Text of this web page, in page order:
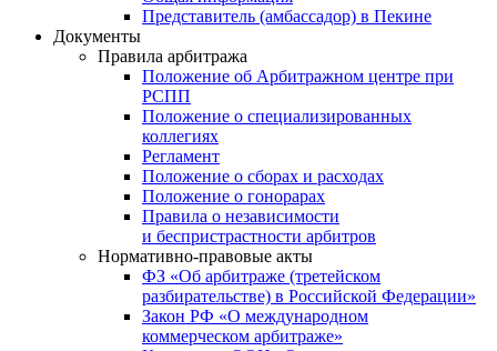
Представитель (амбассадор) в Пекине
Документы
Правила арбитража
Положение об Арбитражном центре при
РСПП
Положение о специализированных
коллегиях
Регламент
Положение о сборах и расходах
Положение о гонорарах
Правила о независимости
и беспристрастности арбитров
Нормативно-правовые акты
ФЗ «Об арбитраже (третейском
разбирательстве) в Российской Федерации»
Закон РФ «О международном
коммерческом арбитраже»